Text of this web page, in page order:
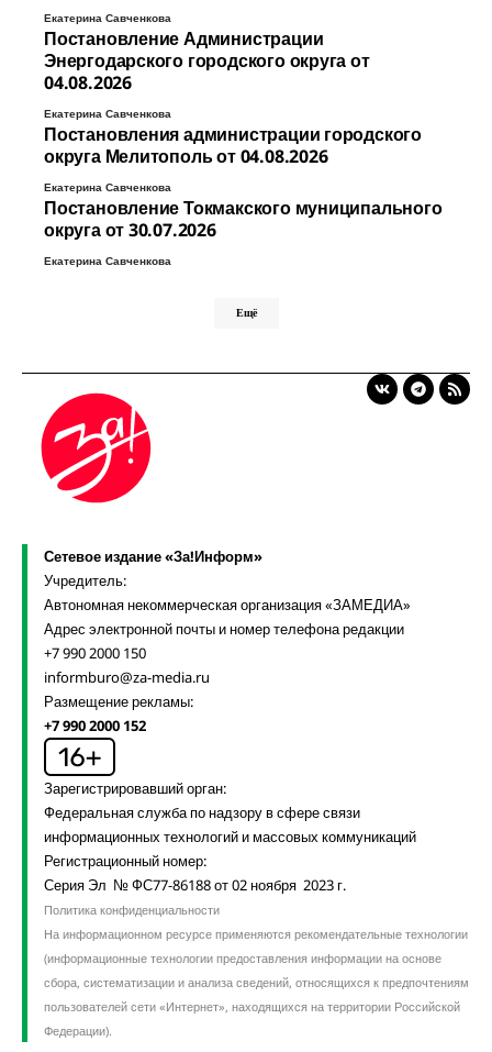
Екатерина Савченкова
Постановление Администрации
Энергодарского городского округа от
04.08.2026
Екатерина Савченкова
Постановления администрации городского
округа Мелитополь от 04.08.2026
Екатерина Савченкова
Постановление Токмакского муниципального
округа от 30.07.2026
Екатерина Савченкова
Ещё
Сетевое издание «За!Информ»
Учредитель:
Автономная некоммерческая организация «ЗАМЕДИА»
Адрес электронной почты и номер телефона редакции
+7 990 2000 150
informburo@za-media.ru
Размещение рекламы:
+7 990 2000 152
Зарегистрировавший орган:
Федеральная служба по надзору в сфере связи
информационных технологий и массовых коммуникаций
Регистрационный номер:
Серия Эл № ФС77-86188 от 02 ноября 2023 г.
Политика конфиденциальности
На информационном ресурсе применяются рекомендательные технологии
(информационные технологии предоставления информации на основе
сбора, систематизации и анализа сведений, относящихся к предпочтениям
пользователей сети «Интернет», находящихся на территории Российской
Федерации).